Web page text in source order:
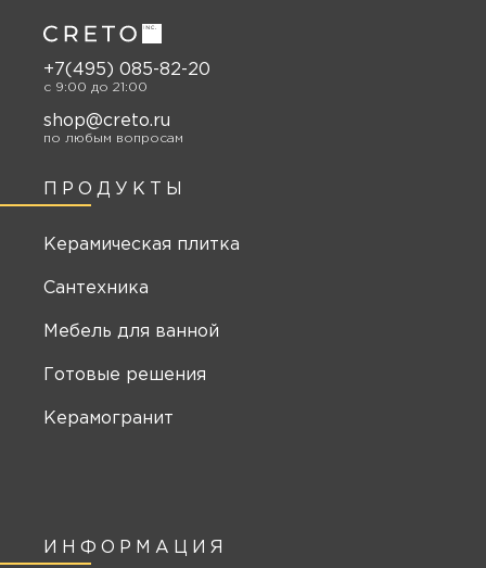
ИНФОРМАЦИЯ
ПРОДУКТЫ
Керамическая плитка
Сантехника
Мебель для ванной
Готовые решения
Керамогранит
+7(495) 085-82-20
c 9:00 до 21:00
shop@creto.ru
по любым вопросам